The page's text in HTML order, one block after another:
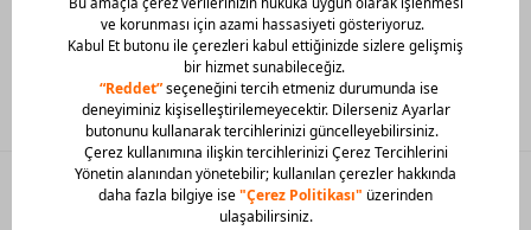
Mobil Uygulamamızı Hemen İndir!